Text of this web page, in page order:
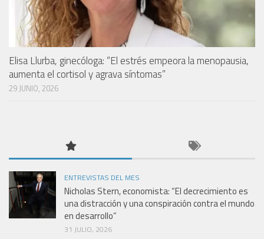
Elisa Llurba, ginecóloga: “El estrés empeora la menopausia,
aumenta el cortisol y agrava síntomas”
29 JUNIO, 2026
ENTREVISTAS DEL MES
Nicholas Stern, economista: “El decrecimiento es
una distracción y una conspiración contra el mundo
en desarrollo”
31 JULIO, 2026